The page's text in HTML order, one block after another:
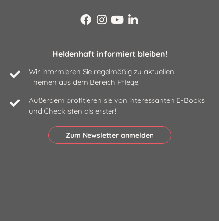
Heldenhaft informiert bleiben!
Wir informieren Sie regelmäßig zu aktuellen
Themen aus dem Bereich Pflege!
Außerdem profitieren sie von interessanten E-Books
und Checklisten als erster!
Zum Newsletter anmelden